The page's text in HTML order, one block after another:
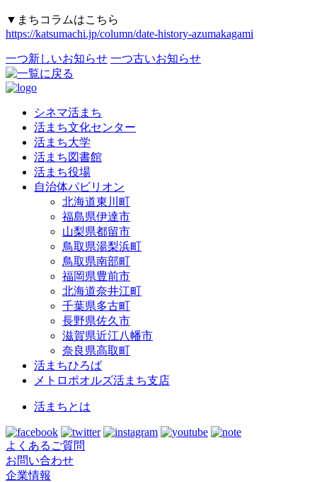
▼まちコラムはこちら
https://katsumachi.jp/column/date-history-azumakagami
一つ新しいお知らせ 一つ古いお知らせ
シネマ活まち
活まち文化センター
活まち大学
活まち図書館
活まち役場
自治体パビリオン
北海道東川町
福島県伊達市
山梨県都留市
鳥取県湯梨浜町
鳥取県南部町
福岡県豊前市
北海道奈井江町
千葉県多古町
長野県佐久市
滋賀県近江八幡市
奈良県高取町
活まちひろば
メトロポオルズ活まち支店
活まちとは
よくあるご質問
お問い合わせ
企業情報